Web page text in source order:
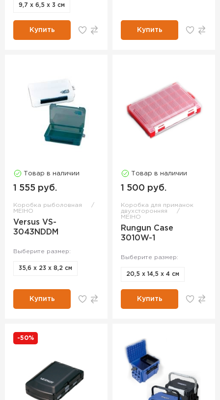
9,7 х 6,5 х 3 см
Купить Купить
Товар в наличии
1 555 руб.
Коробка рыболовная
MEIHO
Versus VS-
3043NDDM
Выберите размер:
35,6 х 23 х 8,2 см
Купить
Товар в наличии
1 500 руб.
Коробка для приманок
двухсторонняя
MEIHO
Rungun Case
3010W-1
Выберите размер:
20,5 х 14,5 х 4 см
Купить
-50%